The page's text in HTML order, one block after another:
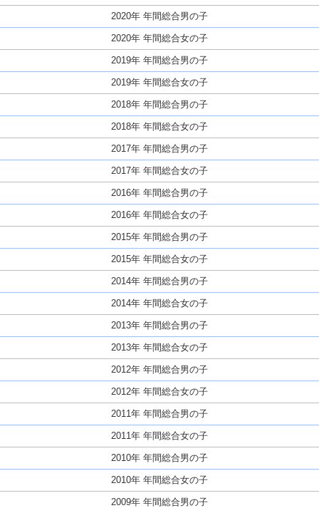
2020年 年間総合男の子
2020年 年間総合女の子
2019年 年間総合男の子
2019年 年間総合女の子
2018年 年間総合男の子
2018年 年間総合女の子
2017年 年間総合男の子
2017年 年間総合女の子
2016年 年間総合男の子
2016年 年間総合女の子
2015年 年間総合男の子
2015年 年間総合女の子
2014年 年間総合男の子
2014年 年間総合女の子
2013年 年間総合男の子
2013年 年間総合女の子
2012年 年間総合男の子
2012年 年間総合女の子
2011年 年間総合男の子
2011年 年間総合女の子
2010年 年間総合男の子
2010年 年間総合女の子
2009年 年間総合男の子